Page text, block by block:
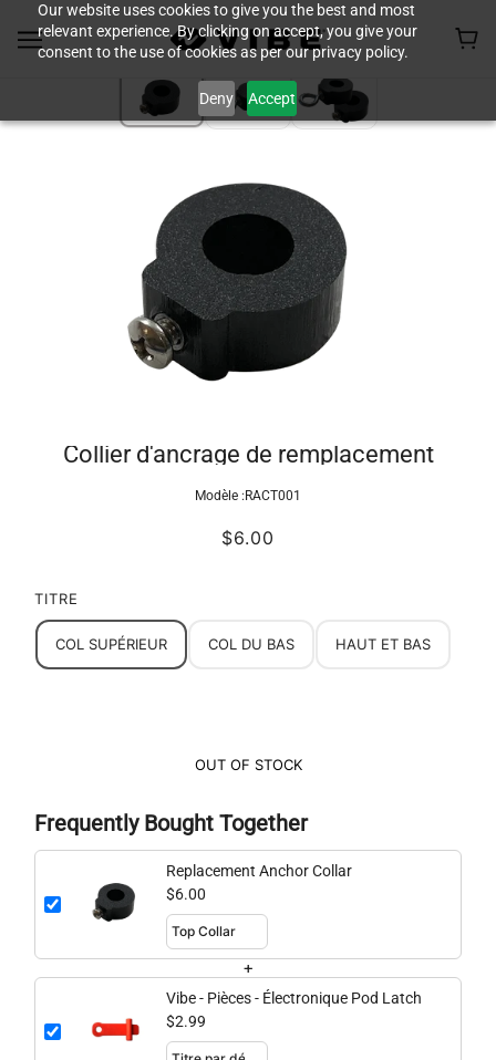
Our website uses cookies to give you the best and most
relevant experience. By clicking on accept, you give your
consent to the use of cookies as per our privacy policy.
Deny Accept
Collier d'ancrage de remplacement
Modèle : RACT001
$6.00
TITRE
COL SUPÉRIEUR COL DU BAS HAUT ET BAS
OUT OF STOCK
Frequently Bought Together
Replacement Anchor Collar
$6.00
+
Vibe - Pièces - Électronique Pod Latch
$2.99